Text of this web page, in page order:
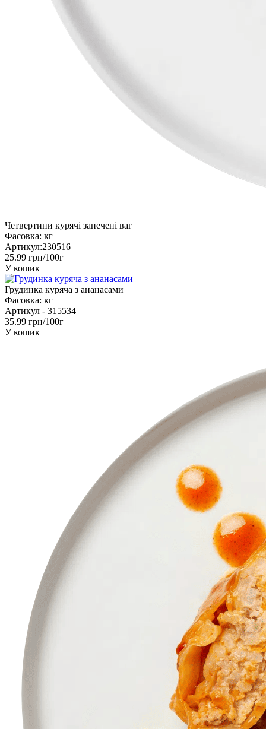
Четвертини курячі запечені ваг
Фасовка: кг
Артикул:230516
25.99 грн/100г
У кошик
Грудинка куряча з ананасами
Фасовка: кг
Артикул - 315534
35.99 грн/100г
У кошик